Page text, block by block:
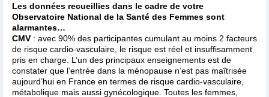
Les données recueillies dans le cadre de votre
Observatoire National de la Santé des Femmes sont
alarmantes…
CMV : avec 90% des participantes cumulant au moins 2 facteurs
de risque cardio-vasculaire, le risque est réel et insuffisamment
pris en charge. L’un des principaux enseignements est de
constater que l’entrée dans la ménopause n’est pas maîtrisée
aujourd’hui en France en termes de risque cardio-vasculaire,
métabolique mais aussi gynécologique. Toutes les femmes,